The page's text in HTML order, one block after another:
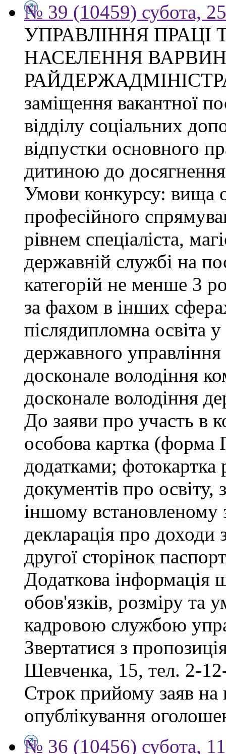
№ 39 (10459) субота,
УПРАВЛІННЯ ПРАЦІ
НАСЕЛЕННЯ
заміщення вакантної
відділу соціальних
відпустки основного
дитиною до
Умови конкурсу: вища
професійного
рівнем спеціаліста,
державній службі на
категорій не менше 3
за фахом в інших
післядипломна освіта
державного управління
досконале володіння
досконале володіння
До заяви про участь в
особова картка
додатками; фотокартка
документів про освіту,
іншому встановленому
декларація про доходи
другої сторінок
Додаткова інформація
обов'язків, розміру та
кадровою службою
Звертатися з
Шевченка, 15, тел. 2-
Строк прийому заяв на
опублікування
№ 36 (10456) субота,